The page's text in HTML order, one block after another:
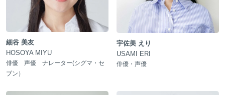
細谷 美友
HOSOYA MIYU
俳優 声優 ナレーター(シグマ・セ
ブン）
宇佐美 えり
USAMI ERI
俳優・声優